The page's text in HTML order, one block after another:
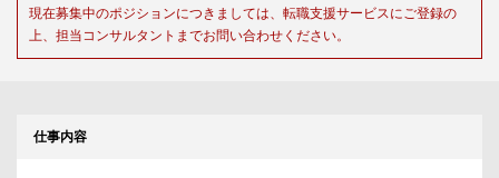
現在募集中のポジションにつきましては、転職支援サービスにご登録の
上、担当コンサルタントまでお問い合わせください。
仕事内容